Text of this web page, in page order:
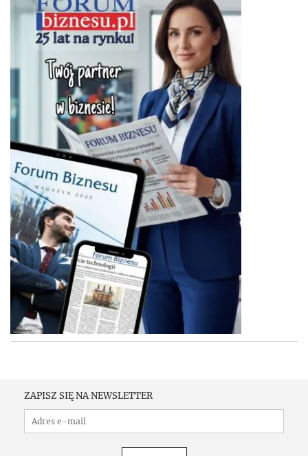
ZAPISZ SIĘ NA NEWSLETTER